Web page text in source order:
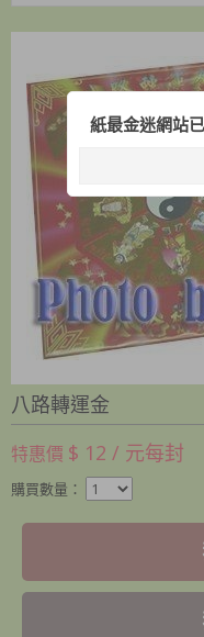
八路轉運金
特惠價 $ 12 / 元每封
購買數量：
紙最金迷網站